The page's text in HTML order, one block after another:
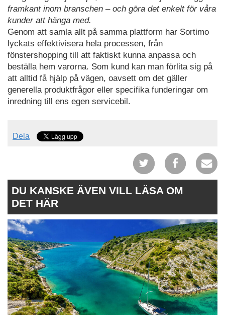
framkant inom branschen – och göra det enkelt för våra
kunder att hänga med.
Genom att samla allt på samma plattform har Sortimo
lyckats effektivisera hela processen, från
fönstershopping till att faktiskt kunna anpassa och
beställa hem varorna. Som kund kan man förlita sig på
att alltid få hjälp på vägen, oavsett om det gäller
generella produktfrågor eller specifika funderingar om
inredning till ens egen servicebil.
Dela
DU KANSKE ÄVEN VILL LÄSA OM
DET HÄR